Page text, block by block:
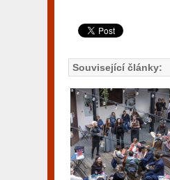
Související články: